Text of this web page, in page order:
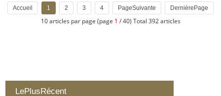
Accueil 1 2 3 4 PageSuivante DernièrePage
10 articles par page (page 1 / 40) Total 392 articles
LePlusRécent